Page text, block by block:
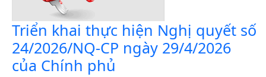
Triển khai thực hiện Nghị quyết số
24/2026/NQ-CP ngày 29/4/2026
của Chính phủ